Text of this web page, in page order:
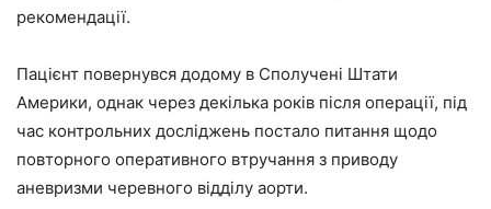
рекомендації.
Пацієнт повернувся додому в Сполучені Штати
Америки, однак через декілька років після операції, під
час контрольних досліджень постало питання щодо
повторного оперативного втручання з приводу
аневризми черевного відділу аорти.